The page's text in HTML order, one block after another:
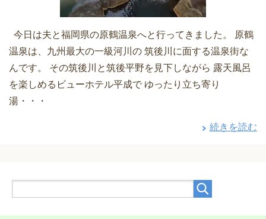
今日は夫と福岡県の原鶴温泉へと行ってきました。 原鶴
温泉は、九州最大の一級河川の 筑後川に面する温泉街な
んです。 その筑後川と筑後平野を見下しながら 露天風呂
を楽しめるビューホテル平成で ゆったり立ち寄り
湯・・・
続きを読む